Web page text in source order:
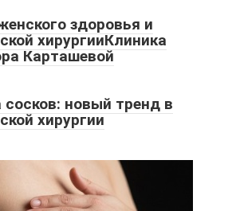
здоровья и
хирургииКлиника
Карташевой
сосков: новый тренд в
хирургии